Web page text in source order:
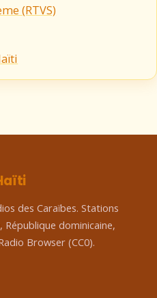
(RTVS)
des Caraïbes. Stations
République dominicaine,
Browser (CC0).